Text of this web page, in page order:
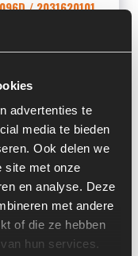
advertenties te
media te bieden
Ook delen we
site met onze
en analyse. Deze
met andere
of die ze hebben
hun services.
/ 2031620101
4C9H
0221-10683078
Kaweco
Nederland